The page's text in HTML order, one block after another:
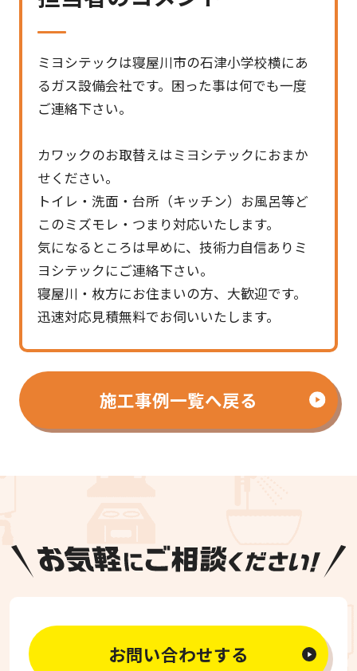
ミヨシテックは寝屋川市の石津小学校横にあ
るガス設備会社です。困った事は何でも一度
ご連絡下さい。
カワックのお取替えはミヨシテックにおまか
せください。
トイレ・洗面・台所（キッチン）お風呂等ど
このミズモレ・つまり対応いたします。
気になるところは早めに、技術力自信ありミ
ヨシテックにご連絡下さい。
寝屋川・枚方にお住まいの方、大歓迎です。
迅速対応見積無料でお伺いいたします。
施工事例一覧へ戻る
お問い合わせする